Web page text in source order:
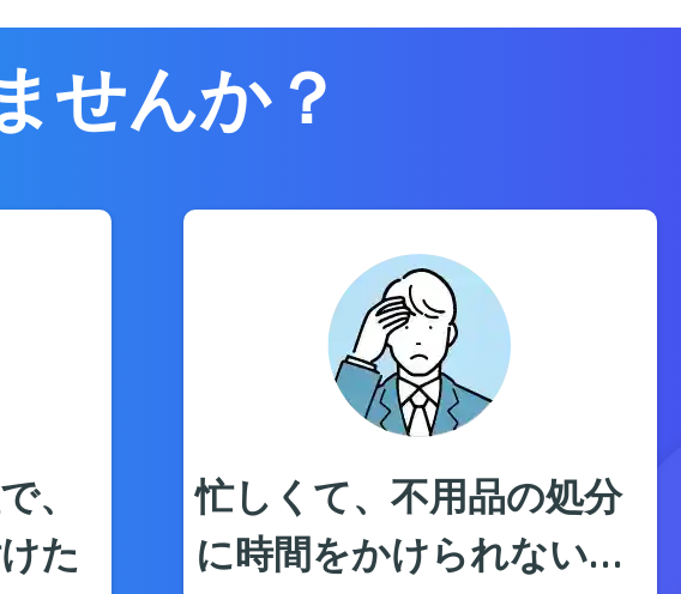
せんか？
、
た
忙しくて、不用品の処分
に時間をかけられない…